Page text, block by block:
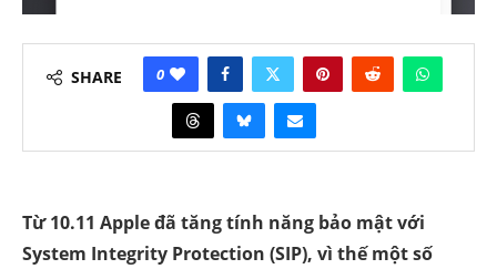
SHARE 0
Từ 10.11 Apple đã tăng tính năng bảo mật với
System Integrity Protection (SIP), vì thế một số